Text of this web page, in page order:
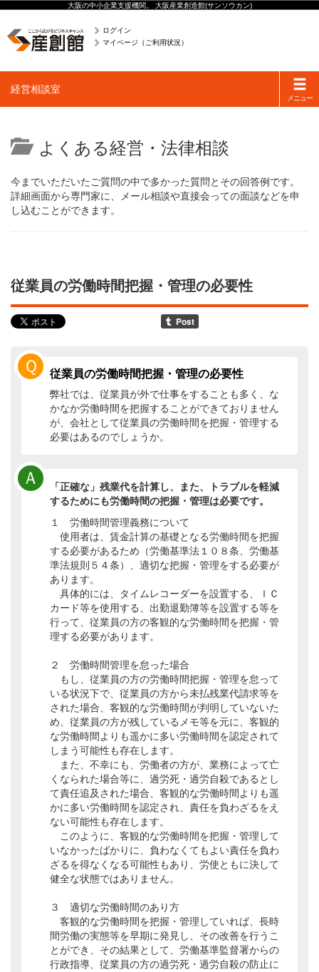
大阪の中小企業支援機関。 大阪産業創造館(サンソウカン)
ログイン
マイページ（ご利用状況）
Toggle
メニュー
経営相談室
よくある経営・法律相談
今までいただいたご質問の中で多かった質問とその回答例です。
詳細画面から専門家に、メール相談や直接会っての面談などを申
し込むことができます。
従業員の労働時間把握・管理の必要性
Ｑ 従業員の労働時間把握・管理の必要性
弊社では、従業員が外で仕事をすることも多く、な
かなか労働時間を把握することができておりません
が、会社として従業員の労働時間を把握・管理する
必要はあるのでしょうか。
Ａ
「正確な」残業代を計算し、また、トラブルを軽減
するためにも労働時間の把握・管理は必要です。
１ 労働時間管理義務について
使用者は、賃金計算の基礎となる労働時間を把握
する必要があるため（労働基準法１０８条、労働基
準法規則５４条）、適切な把握・管理をする必要が
あります。
具体的には、タイムレコーダーを設置する、ＩＣ
カード等を使用する、出勤退勤簿等を設置する等を
行って、従業員の方の客観的な労働時間を把握・管
理する必要があります。
２ 労働時間管理を怠った場合
もし、従業員の方の労働時間把握・管理を怠って
いる状況下で、従業員の方から未払残業代請求等を
された場合、客観的な労働時間が判明していないた
め、従業員の方が残しているメモ等を元に、客観的
な労働時間よりも遥かに多い労働時間を認定されて
しまう可能性も存在します。
また、不幸にも、労働者の方が、業務によって亡
くなられた場合等に、過労死・過労自殺であるとし
て責任追及された場合、客観的な労働時間よりも遥
かに多い労働時間を認定され、責任を負わざるをえ
ない可能性も存在します。
このように、客観的な労働時間を把握・管理して
いなかったばかりに、負わなくてもよい責任を負わ
ざるを得なくなる可能性もあり、労使ともに決して
健全な状態ではありません。
３ 適切な労働時間のあり方
客観的な労働時間を把握・管理していれば、長時
間労働の実態等を早期に発見し、その改善を行うこ
とができ、その結果として、労働基準監督署からの
行政指導、従業員の方の過労死・過労自殺の防止に